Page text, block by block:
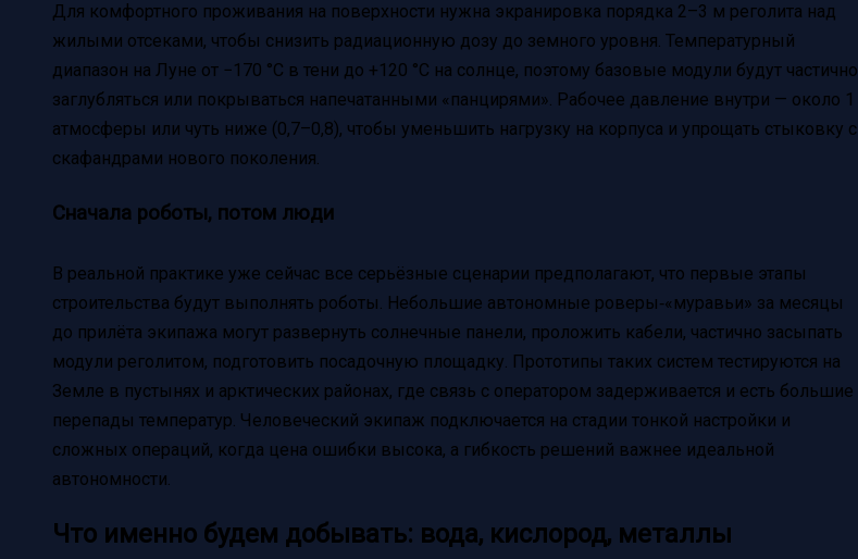
Для комфортного проживания на поверхности нужна экранировка порядка 2–3 м реголита над
жилыми отсеками, чтобы снизить радиационную дозу до земного уровня. Температурный
диапазон на Луне от −170 °C в тени до +120 °C на солнце, поэтому базовые модули будут частично
заглубляться или покрываться напечатанными «панцирями». Рабочее давление внутри — около 1
атмосферы или чуть ниже (0,7–0,8), чтобы уменьшить нагрузку на корпуса и упрощать стыковку с
скафандрами нового поколения.
Сначала роботы, потом люди
В реальной практике уже сейчас все серьёзные сценарии предполагают, что первые этапы
строительства будут выполнять роботы. Небольшие автономные роверы‑«муравьи» за месяцы
до прилёта экипажа могут развернуть солнечные панели, проложить кабели, частично засыпать
модули реголитом, подготовить посадочную площадку. Прототипы таких систем тестируются на
Земле в пустынях и арктических районах, где связь с оператором задерживается и есть большие
перепады температур. Человеческий экипаж подключается на стадии тонкой настройки и
сложных операций, когда цена ошибки высока, а гибкость решений важнее идеальной
автономности.
Что именно будем добывать: вода, кислород, металлы